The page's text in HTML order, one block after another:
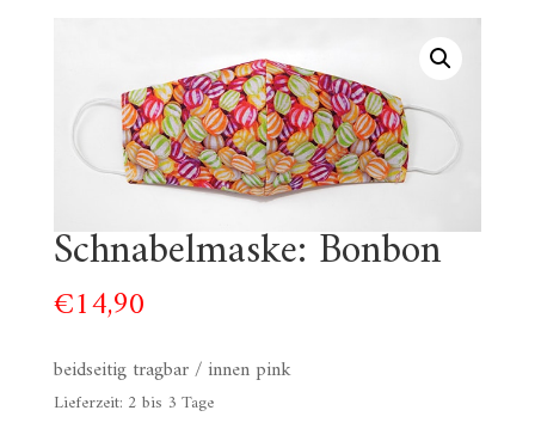
Schnabelmaske: Bonbon
€14,90
beidseitig tragbar / innen pink
Lieferzeit: 2 bis 3 Tage